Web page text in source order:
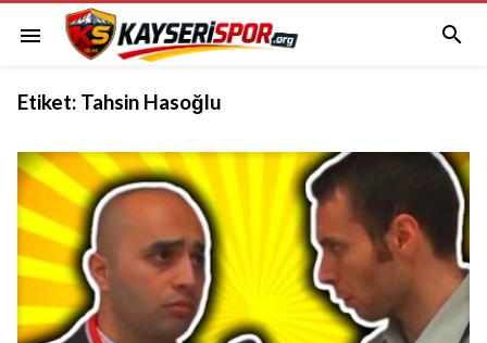
menu 
Etiket: Tahsin Hasoğlu